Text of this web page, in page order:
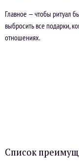
Главное — чтобы ритуал
выбросить все подарки,
отношениях.
Список